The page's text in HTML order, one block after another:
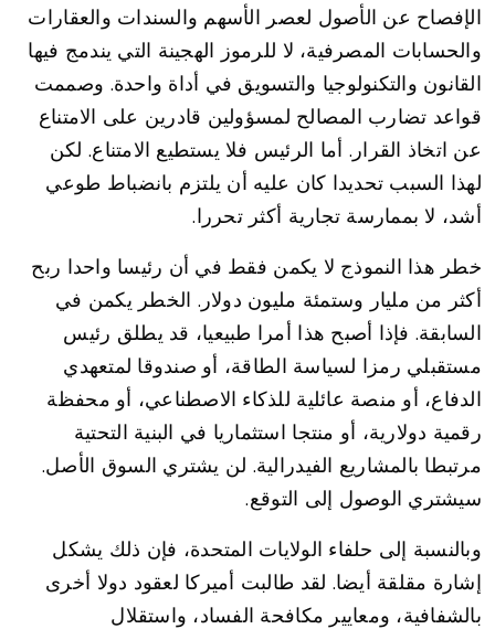
الإفصاح عن الأصول لعصر الأسهم والسندات والعقارات
والحسابات المصرفية، لا للرموز الهجينة التي يندمج فيها
القانون والتكنولوجيا والتسويق في أداة واحدة. وصممت
قواعد تضارب المصالح لمسؤولين قادرين على الامتناع
عن اتخاذ القرار. أما الرئيس فلا يستطيع الامتناع. لكن
لهذا السبب تحديدا كان عليه أن يلتزم بانضباط طوعي
أشد، لا بممارسة تجارية أكثر تحررا.
خطر هذا النموذج لا يكمن فقط في أن رئيسا واحدا ربح
أكثر من مليار وستمئة مليون دولار. الخطر يكمن في
السابقة. فإذا أصبح هذا أمرا طبيعيا، قد يطلق رئيس
مستقبلي رمزا لسياسة الطاقة، أو صندوقا لمتعهدي
الدفاع، أو منصة عائلية للذكاء الاصطناعي، أو محفظة
رقمية دولارية، أو منتجا استثماريا في البنية التحتية
مرتبطا بالمشاريع الفيدرالية. لن يشتري السوق الأصل.
سيشتري الوصول إلى التوقع.
وبالنسبة إلى حلفاء الولايات المتحدة، فإن ذلك يشكل
إشارة مقلقة أيضا. لقد طالبت أميركا لعقود دولا أخرى
بالشفافية، ومعايير مكافحة الفساد، واستقلال